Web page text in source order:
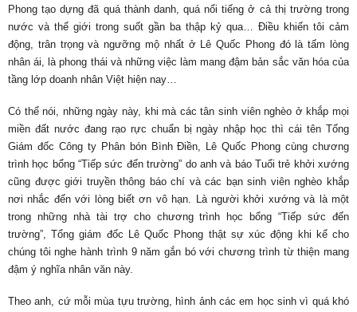
Phong tạo dựng đã quá thành danh, quá nổi tiếng ở cả thị trường trong
nước và thế giới trong suốt gần ba thập kỷ qua… Điều khiến tôi cảm
động, trân trọng và ngưỡng mộ nhất ở Lê Quốc Phong đó là tấm lòng
nhân ái, là phong thái và những việc làm mang đậm bản sắc văn hóa của
tầng lớp doanh nhân Việt hiện nay…
Có thể nói, những ngày này, khi mà các tân sinh viên nghèo ở khắp mọi
miền đất nước đang rạo rực chuẩn bị ngày nhập học thì cái tên Tổng
Giám đốc Công ty Phân bón Bình Điền, Lê Quốc Phong cùng chương
trình học bổng “Tiếp sức đến trường” do anh và báo Tuổi trẻ khởi xướng
cũng được giới truyền thông báo chí và các bạn sinh viên nghèo khắp
nơi nhắc đến với lòng biết ơn vô hạn. Là người khởi xướng và là một
trong những nhà tài trợ cho chương trình học bổng “Tiếp sức đến
trường”, Tổng giám đốc Lê Quốc Phong thật sự xúc động khi kể cho
chúng tôi nghe hành trình 9 năm gắn bó với chương trình từ thiện mang
đậm ý nghĩa nhân văn này.
Theo anh, cứ mỗi mùa tựu trường, hình ảnh các em học sinh vì quá khó